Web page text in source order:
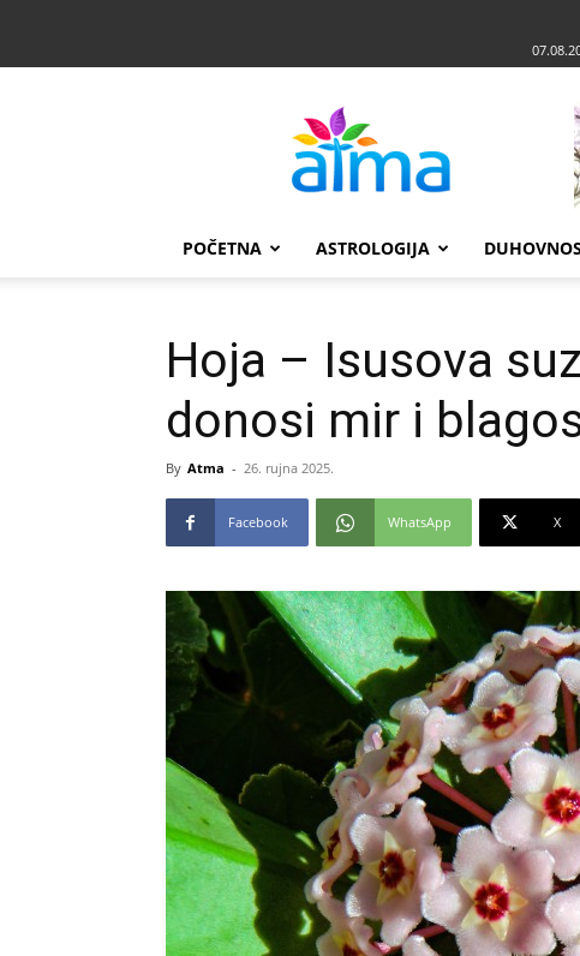
POČETNA ASTROLOGIJA
Hoja – Isusova
donosi mir i
By Atma - 26. rujna 2025.
Facebook WhatsApp X